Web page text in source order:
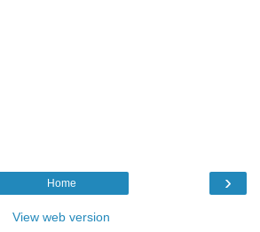
›
Home
View web version